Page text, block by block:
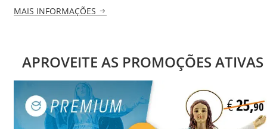
MAIS INFORMAÇÕES
APROVEITE AS PROMOÇÕES ATIVAS